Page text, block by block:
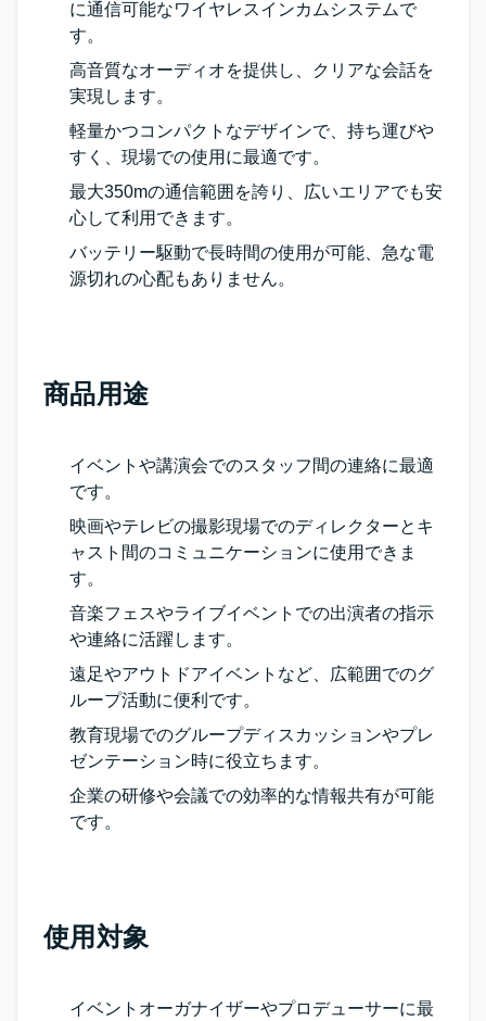
に通信可能なワイヤレスインカムシステムで
す。
高音質なオーディオを提供し、クリアな会話を
実現します。
軽量かつコンパクトなデザインで、持ち運びや
すく、現場での使用に最適です。
最大350mの通信範囲を誇り、広いエリアでも安
心して利用できます。
バッテリー駆動で長時間の使用が可能、急な電
源切れの心配もありません。
商品用途
イベントや講演会でのスタッフ間の連絡に最適
です。
映画やテレビの撮影現場でのディレクターとキ
ャスト間のコミュニケーションに使用できま
す。
音楽フェスやライブイベントでの出演者の指示
や連絡に活躍します。
遠足やアウトドアイベントなど、広範囲でのグ
ループ活動に便利です。
教育現場でのグループディスカッションやプレ
ゼンテーション時に役立ちます。
企業の研修や会議での効率的な情報共有が可能
です。
使用対象
イベントオーガナイザーやプロデューサーに最